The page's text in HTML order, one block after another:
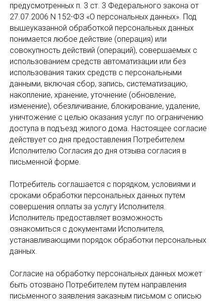
предусмотренных п. 3 ст. 3 Федерального закона от
27.07.2006 N 152-ФЗ «О персональных данных». Под
вышеуказанной обработкой персональных данных
понимается любое действие (операция) или
совокупность действий (операций), совершаемых с
использованием средств автоматизации или без
использования таких средств с персональными
данными, включая сбор, запись, систематизацию,
накопление, хранение, уточнение (обновление,
изменение), обезличивание, блокирование, удаление,
уничтожение с целью оказания услуг по ограничению
доступа в подъезд жилого дома. Настоящее согласие
действует со дня предоставления Потребителем
Исполнителю Согласия до дня отзыва согласия в
письменной форме.
Потребитель соглашается с порядком, условиями и
сроками обработки персональных данных путем
совершения оплаты за услугу Исполнителя.
Исполнитель предоставляет возможность
ознакомиться с документами Исполнителя,
устанавливающими порядок обработки персональных
данных.
Согласие на обработку персональных данных может
быть отозвано Потребителем путем направления
письменного заявления заказным письмом с описью